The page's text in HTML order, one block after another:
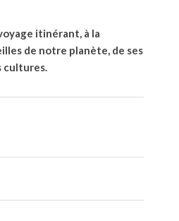
itinérant, à la
de notre planète, de ses
cultures.